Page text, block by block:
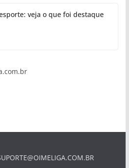
veja o que foi destaque